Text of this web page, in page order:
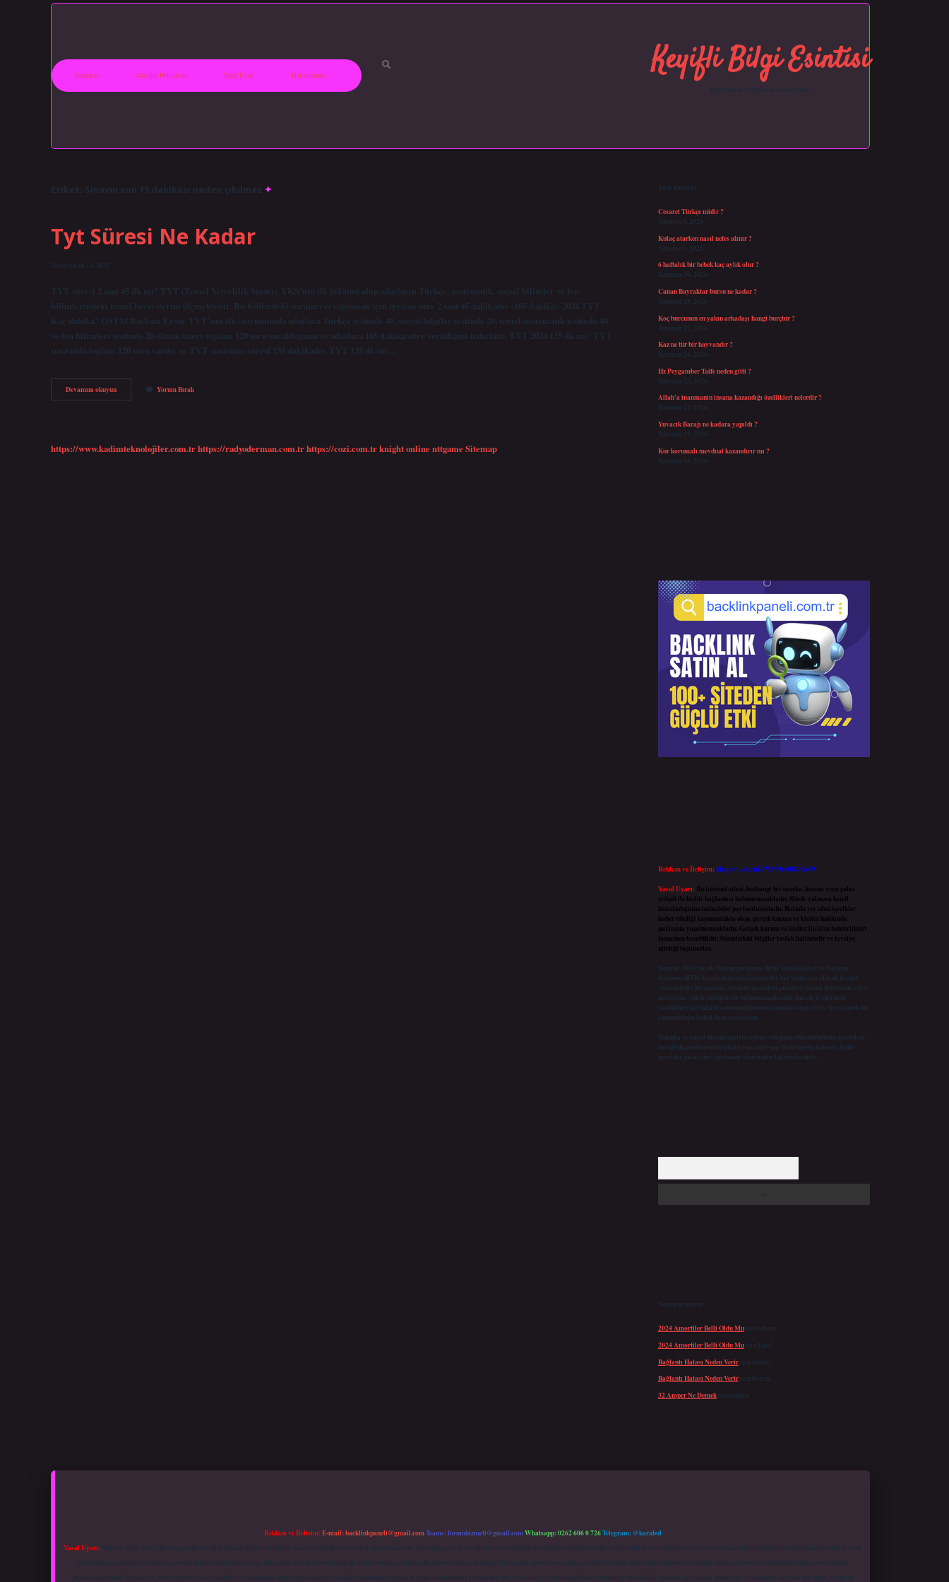
Anasayfa Gizlilik Politikası Yasal Uyarı Hakkımızda Keyifli Bilgi Esintisi
Etiket: Sınavın son 15 dakikası neden çıkılmaz
Tyt Süresi Ne Kadar
Tarih: Ocak 11, 2025
TYT süresi 2 saat 45 dk mı? TYT (Temel Yeterlilik Sınavı), YKS’nin ilk bölümü olup adayların Türkçe, matematik, sosyal bilimler ve fen
bilimlerindeki temel becerilerini ölçmektedir. Bu bölümdeki soruları cevaplamak için ayrılan süre 2 saat 45 dakikadır (165 dakika). 2024 TYT
Kaç dakika? ÖSYM Başkanı Ersoy, TYT’nin ilk oturumunda adaylara Türkçe testinde 40, sosyal bilgiler testinde 20, temel matematik testinde 40
ve fen bilimleri testinde 20 olmak üzere toplam 120 soru sorulduğunu ve adaylara 165 dakika süre verildiğini hatırlattı. TYT 2024 135 dk mı? TYT
sınavında toplam 120 soru vardır ve TYT sınavının süresi 135 dakikadır. TYT 135 dk mı…
Devamını okuyunTyt
Süresi
Yorum Bırak
https://www.kadimteknolojiler.com.trhttps://radyoderman.com.trhttps://cozi.com.trknight onlinenttgameSitemap
Son Yazılar
Cesaret Türkçe midir ?
Ağustos 6, 2026
Kulaç atarken nasıl nefes alınır ?
Ağustos 6, 2026
6 haftalık bir bebek kaç aylık olur ?
Temmuz 30, 2026
Canan Bayraktar bursu ne kadar ?
Temmuz 29, 2026
Koç burcunun en yakın arkadaşı hangi burçtur ?
Temmuz 27, 2026
Kaz ne tür bir hayvandır ?
Temmuz 24, 2026
Hz Peygamber Taife neden gitti ?
Temmuz 23, 2026
Allah’a inanmanin insana kazandığı özellikleri nelerdir ?
Temmuz 21, 2026
Yuvacık Barajı ne kadara yapıldı ?
Temmuz 19, 2026
Kur korumalı mevduat kazandırır mı ?
Temmuz 14, 2026
Reklam ve İletişim:Skype: live:.cid.575569c608265c69
Yasal Uyarı: Bu internet sitesi, herhangi bir marka, kurum veya şahıs
şirketi ile hiçbir bağlantısı bulunmamaktadır. Sitede yalnızca kendi
hazırladığımız makaleler paylaşılmaktadır. Burada yer alan içerikler
haber niteliği taşımamakta olup, gerçek kurum ve kişiler hakkında
paylaşım yapılmamaktadır. Gerçek kurum ve kişiler ile isim benzerlikleri
tamamen tesadüfidir. Sitemizdeki bilgiler taslak halindedir ve tavsiye
niteliği taşımazlar.
Sitemiz, 5651 Sayılı Kanun gereğince Bilgi Teknolojileri ve İletişim
Kurumu (BTK) tarafından onaylanmış bir Yer Sağlayıcı olarak hizmet
vermektedir. Bu nedenle, sitedeki içerikleri proaktif olarak denetleme veya
araştırma yükümlülüğümüz bulunmamaktadır. Ancak, üyelerimiz
yazdıkları içeriklerin sorumluluğunu taşımakta olup, siteye üye olarak bu
sorumluluğu kabul etmiş sayılırlar.
Hukuka ve yasal düzenlemelere aykırı olduğunu düşündüğünüz içerikleri,
backlinkpanelicomtr@gmail.com adresine bildirmeniz halinde, ilgili
içerikler yasal süre içerisinde sitemizden kaldırılacaktır.
Son yorumlar
2024 Amortiler Belli Oldu Muiçin admin
2024 Amortiler Belli Oldu Muiçin Emel
Bağlantı Hatası Neden Veririçin admin
Bağlantı Hatası Neden Veririçin Kerem
32 Amper Ne Demekiçin admin
Reklam ve İletişim:E-mail:backlinkpaneli@gmail.comTeams:forumhizmeti@gmail.comWhatsapp: 0262 606 0 726Telegram: @karabul
Yasal Uyarı:Sitemiz, 5651 Sayılı Kanun gereğince Bilgi Teknolojileri ve İletişim Kurumu (BTK) tarafından onaylanmış bir Yer Sağlayıcı olarak hizmet vermektedir. Bu nedenle, sitedeki içerikleri proaktif olarak denetleme veya araştırma yükümlülüğümüz bulunmamaktadır. Ancak,